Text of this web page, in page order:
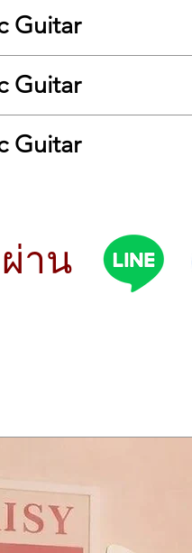
: Mahogany
50/50 Semi gloss finish
- Forward Shifted,
: Bi-Level Rosewood
Bone
Guitar
Guitar
Guitar
าน